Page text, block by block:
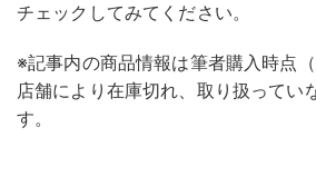
チェックしてみてください。
※記事内の商品情報は筆者購入時点
店舗により在庫切れ、取り扱ってい
す。